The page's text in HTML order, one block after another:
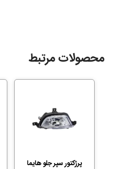
محصولات مرتبط
پرژکتور سپر جلو هایما